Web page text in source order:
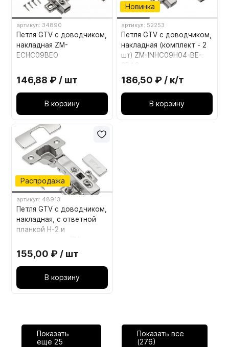
артикул: 34890
Петля GTV с доводчиком,
накладная ZM-
ECHC09BEO
146,88 ₽ / шт
В корзину
Новинка
артикул: 52253
Петля GTV с доводчиком,
накладная (комплект - 2
шт) ZM-INHC09H04-BE-
186,50 ₽ / к/т
В корзину
Распродажа
артикул: 48913
Петля GTV с доводчиком,
накладная, с ответной
планкой H-2 и
ECHC092ZE
155,00 ₽ / шт
В корзину
Показать
еще 25
Показать все
(276)